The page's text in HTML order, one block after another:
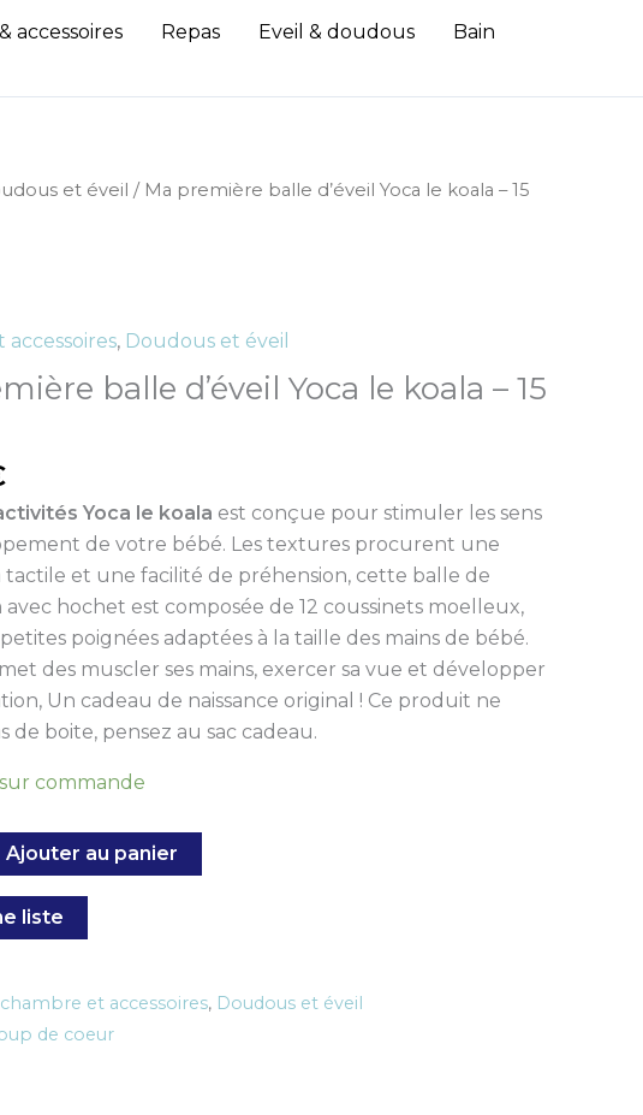
accessoires Repas Eveil & doudous
Bain
et éveil / Ma première balle d’éveil Yoca le koala – 15
, Doudous et éveil
balle d’éveil Yoca le koala – 15
Yoca le koala est conçue pour stimuler les sens
de votre bébé. Les textures procurent une
et une facilité de préhension, cette balle de
hochet est composée de 12 coussinets moelleux,
poignées adaptées à la taille des mains de bébé.
des muscler ses mains, exercer sa vue et développer
Un cadeau de naissance original ! Ce produit ne
de boite, pensez au sac cadeau.
commande
Ajouter au panier
liste
chambre et accessoires, Doudous et éveil
de coeur